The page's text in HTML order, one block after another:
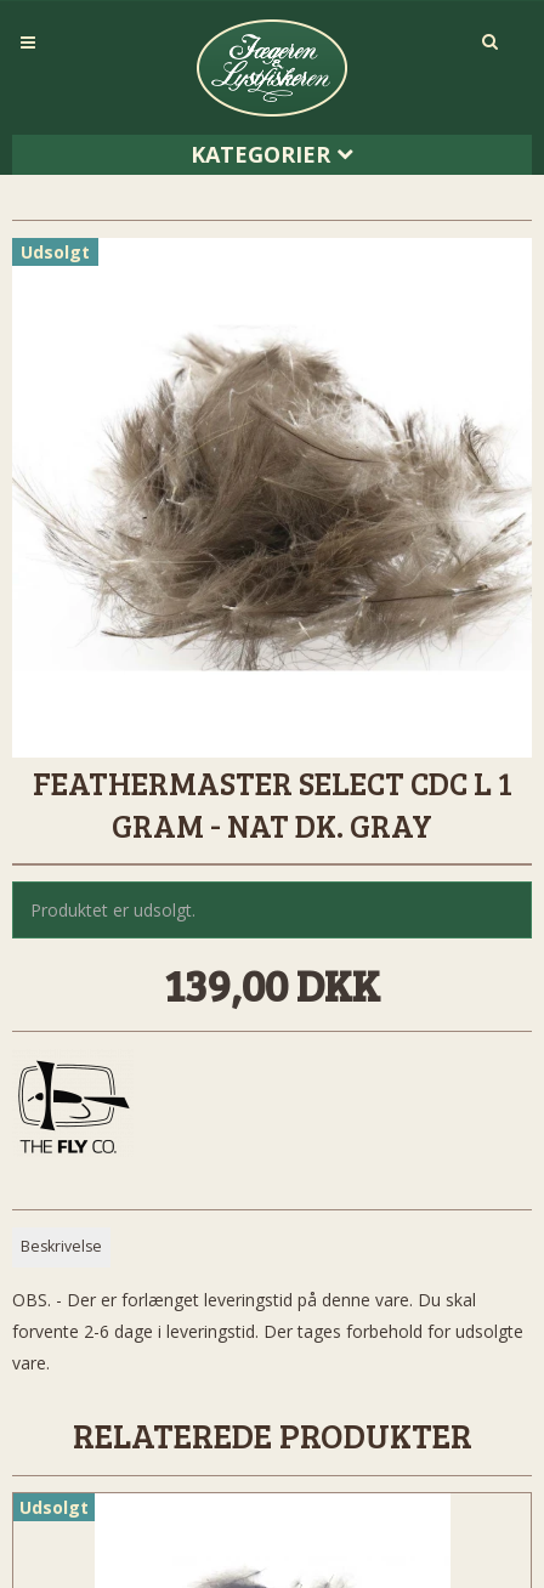
KATEGORIER
Udsolgt
FEATHERMASTER SELECT CDC L 1
GRAM - NAT DK. GRAY
Produktet er udsolgt.
139,00 DKK
Beskrivelse
OBS. - Der er forlænget leveringstid på denne vare. Du skal
forvente 2-6 dage i leveringstid. Der tages forbehold for udsolgte
vare.
RELATEREDE PRODUKTER
Udsolgt